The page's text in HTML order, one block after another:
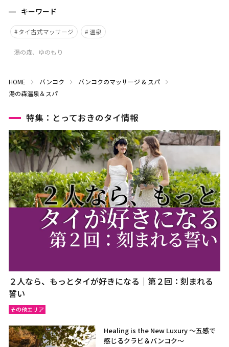
キーワード
タイ古式マッサージ 温泉
湯の森、ゆのもり
HOME バンコク
バンコクのマッサージ & スパ
湯の森温泉＆スパ
特集：とっておきのタイ情報
２人なら、もっとタイが好きになる｜第２回：刻まれる
誓い
その他エリア
Healing is the New Luxury ～五感で
感じるクラビ＆バンコク～